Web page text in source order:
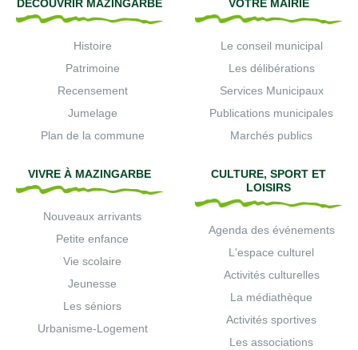
DÉCOUVRIR MAZINGARBE
Histoire
Patrimoine
Recensement
Jumelage
Plan de la commune
VOTRE MAIRIE
Le conseil municipal
Les délibérations
Services Municipaux
Publications municipales
Marchés publics
VIVRE À MAZINGARBE
Nouveaux arrivants
Petite enfance
Vie scolaire
Jeunesse
Les séniors
Urbanisme-Logement
CULTURE, SPORT ET
LOISIRS
Agenda des événements
L'espace culturel
Activités culturelles
La médiathèque
Activités sportives
Les associations